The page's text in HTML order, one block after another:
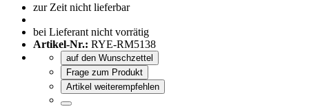
zur Zeit nicht lieferbar
bei Lieferant nicht vorrätig
Artikel-Nr.: RYE-RM5138
auf den Wunschzettel
Frage zum Produkt
Artikel weiterempfehlen